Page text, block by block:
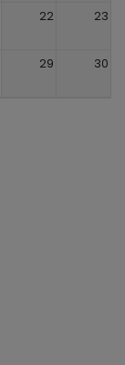
22 23
29 30